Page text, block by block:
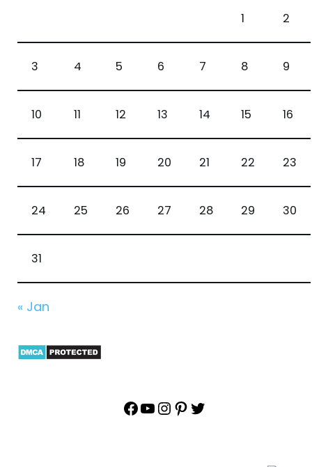
1 2
3 4 5 6 7 8 9
10 11 12 13 14 15 16
17 18 19 20 21 22 23
24 25 26 27 28 29 30
31
« Jan